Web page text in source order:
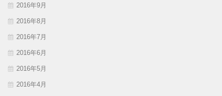
2016年9月
2016年8月
2016年7月
2016年6月
2016年5月
2016年4月